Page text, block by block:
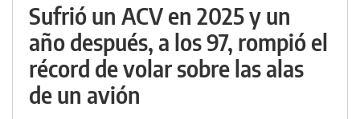
Sufrió un ACV en 2025 y un
año después, a los 97, rompió el
récord de volar sobre las alas
de un avión